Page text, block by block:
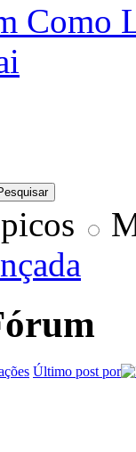
Como
Último post por